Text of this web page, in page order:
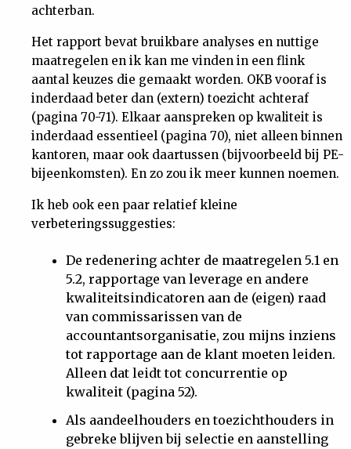
Dossiers
Nieuwsbrief
Contact
achterban.
Het rapport bevat bruikbare analyses en nuttige
maatregelen en ik kan me vinden in een flink
aantal keuzes die gemaakt worden. OKB vooraf is
inderdaad beter dan (extern) toezicht achteraf
(pagina 70-71). Elkaar aanspreken op kwaliteit is
inderdaad essentieel (pagina 70), niet alleen binnen
kantoren, maar ook daartussen (bijvoorbeeld bij PE-
bijeenkomsten). En zo zou ik meer kunnen noemen.
Ik heb ook een paar relatief kleine
verbeteringssuggesties:
De redenering achter de maatregelen 5.1 en
5.2, rapportage van leverage en andere
kwaliteitsindicatoren aan de (eigen) raad
van commissarissen van de
accountantsorganisatie, zou mijns inziens
tot rapportage aan de klant moeten leiden.
Alleen dat leidt tot concurrentie op
kwaliteit (pagina 52).
Als aandeelhouders en toezichthouders in
gebreke blijven bij selectie en aanstelling